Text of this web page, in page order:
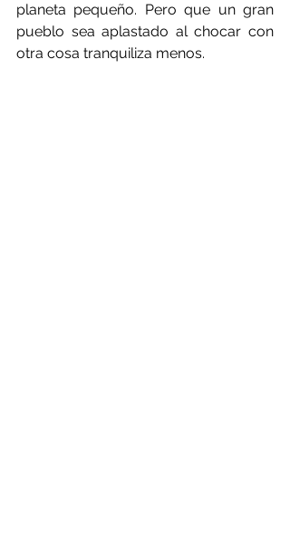
planeta pequeño. Pero que un gran
pueblo sea aplastado al chocar con
otra cosa tranquiliza menos.